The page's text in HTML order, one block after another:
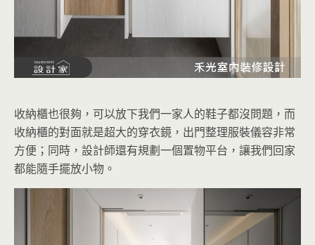
收納櫃也很夠，可以放下我們一家人的鞋子都沒問題，而
收納櫃的對面就是超大的穿衣鏡，出門整理服裝儀容非常
方便；同時，設計師還有規劃一個置物平台，讓我們回家
都能隨手擺放小物。